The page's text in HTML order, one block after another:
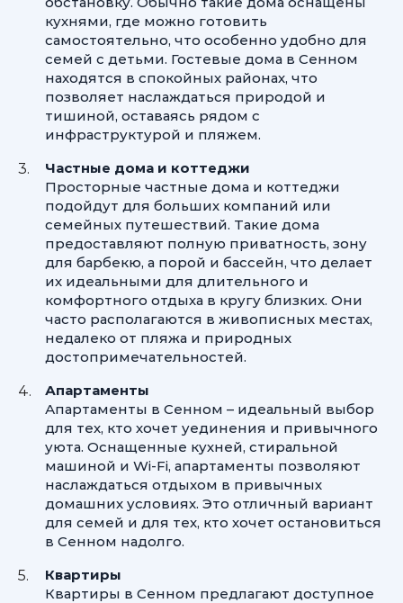
кухнями, где можно готовить
самостоятельно, что особенно удобно для
семей с детьми. Гостевые дома в Сенном
находятся в спокойных районах, что
позволяет наслаждаться природой и
тишиной, оставаясь рядом с
инфраструктурой и пляжем.
Частные дома и коттеджи
Просторные частные дома и коттеджи
подойдут для больших компаний или
семейных путешествий. Такие дома
предоставляют полную приватность, зону
для барбекю, а порой и бассейн, что делает
их идеальными для длительного и
комфортного отдыха в кругу близких. Они
часто располагаются в живописных местах,
недалеко от пляжа и природных
достопримечательностей.
Апартаменты
Апартаменты в Сенном – идеальный выбор
для тех, кто хочет уединения и привычного
уюта. Оснащенные кухней, стиральной
машиной и Wi-Fi, апартаменты позволяют
наслаждаться отдыхом в привычных
домашних условиях. Это отличный вариант
для семей и для тех, кто хочет остановиться
в Сенном надолго.
Квартиры
Квартиры в Сенном предлагают доступное